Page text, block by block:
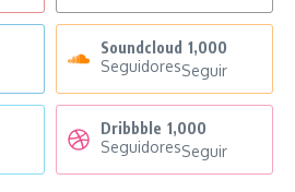
Soundcloud 1,000
SeguidoresSeguir
Dribbble 1,000
SeguidoresSeguir